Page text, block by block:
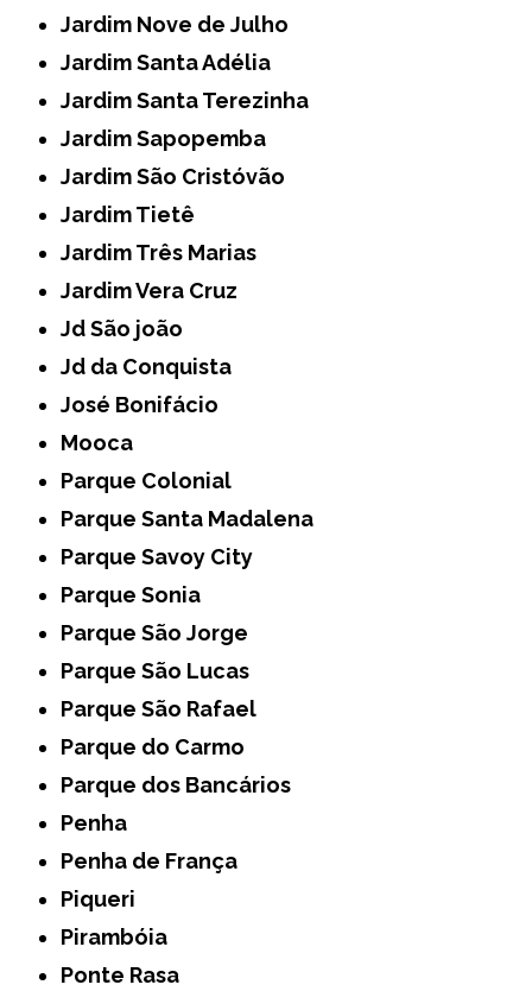
Jardim Nove de Julho
Jardim Santa Adélia
Jardim Santa Terezinha
Jardim Sapopemba
Jardim São Cristóvão
Jardim Tietê
Jardim Três Marias
Jardim Vera Cruz
Jd São joão
Jd da Conquista
José Bonifácio
Mooca
Parque Colonial
Parque Santa Madalena
Parque Savoy City
Parque Sonia
Parque São Jorge
Parque São Lucas
Parque São Rafael
Parque do Carmo
Parque dos Bancários
Penha
Penha de França
Piqueri
Pirambóia
Ponte Rasa